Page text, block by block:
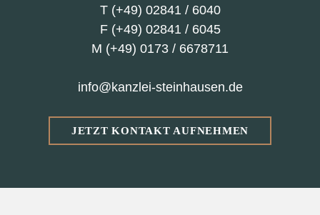
T (+49) 02841 / 6040
F (+49) 02841 / 6045
M (+49) 0173 / 6678711
info@kanzlei-steinhausen.de
JETZT KONTAKT AUFNEHMEN